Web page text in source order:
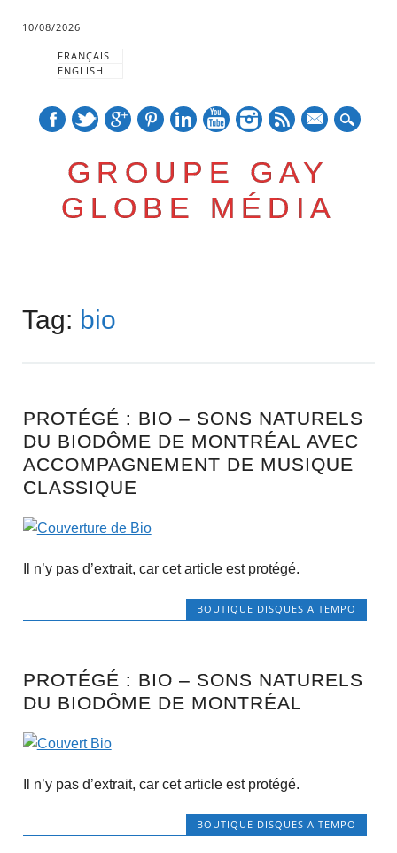
10/08/2026
FRANÇAIS
ENGLISH
GROUPE GAY
GLOBE MÉDIA
Main menu
content
Tag: bio
PROTÉGÉ : BIO – SONS NATURELS
DU BIODÔME DE MONTRÉAL AVEC
ACCOMPAGNEMENT DE MUSIQUE
CLASSIQUE
Il n’y pas d’extrait, car cet article est protégé.
BOUTIQUE DISQUES A TEMPO
PROTÉGÉ : BIO – SONS NATURELS
DU BIODÔME DE MONTRÉAL
Il n’y pas d’extrait, car cet article est protégé.
BOUTIQUE DISQUES A TEMPO